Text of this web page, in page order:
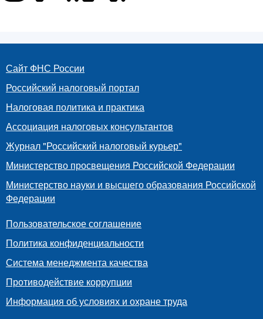
Сайт ФНС России
Российский налоговый портал
Налоговая политика и практика
Ассоциация налоговых консультантов
Журнал "Российский налоговый курьер"
Министерство просвещения Российской Федерации
Министерство науки и высшего образования Российской
Федерации
Пользовательское соглашение
Политика конфиденциальности
Система менеджмента качества
Противодействие коррупции
Информация об условиях и охране труда